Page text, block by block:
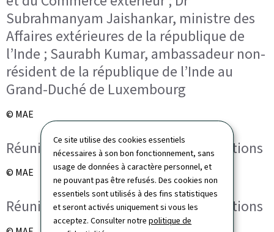
Ce site utilise des cookies essentiels
nécessaires à son bon fonctionnement, sans
usage de données à caractère personnel, et
ne pouvant pas être refusés. Des cookies non
essentiels sont utilisés à des fins statistiques
et seront activés uniquement si vous les
acceptez. Consulter notrepolitique de
Subrahmanyam Jaishankar, ministre des
Affaires extérieures de la république de
l’Inde ; Saurabh Kumar, ambassadeur non-
résident de la république de l’Inde au
Grand-Duché de Luxembourg
© MAE
Réunion de travail élargie aux délégations
© MAE
Réunion de travail élargie aux délégations